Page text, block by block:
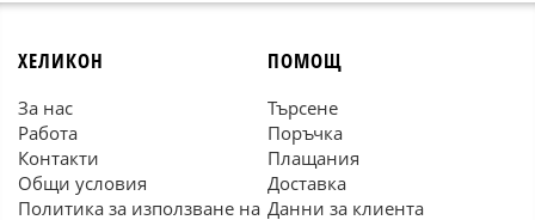
ХЕЛИКОН
За нас
Работа
Контакти
Общи условия
Политика за използване на
ПОМОЩ
Търсене
Поръчка
Плащания
Доставка
Данни за клиента